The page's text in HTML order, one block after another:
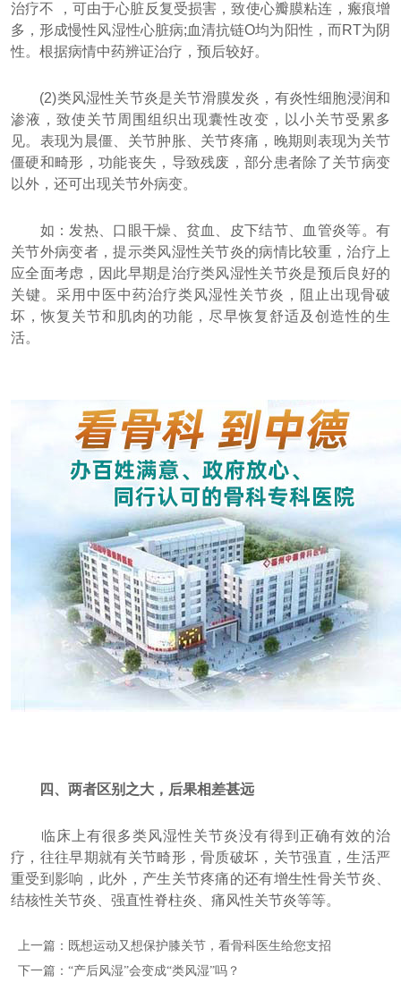
治疗不 ，可由于心脏反复受损害，致使心瓣膜粘连，瘢痕增
多，形成慢性风湿性心脏病;血清抗链O均为阳性，而RT为阴
性。根据病情中药辨证治疗，预后较好。
(2)类风湿性关节炎是关节滑膜发炎，有炎性细胞浸润和
渗液，致使关节周围组织出现囊性改变，以小关节受累多
见。表现为晨僵、关节肿胀、关节疼痛，晚期则表现为关节
僵硬和畸形，功能丧失，导致残废，部分患者除了关节病变
以外，还可出现关节外病变。
如：发热、口眼干燥、贫血、皮下结节、血管炎等。有
关节外病变者，提示类风湿性关节炎的病情比较重，治疗上
应全面考虑，因此早期是治疗类风湿性关节炎是预后良好的
关键。采用中医中药治疗类风湿性关节炎，阻止出现骨破
坏，恢复关节和肌肉的功能，尽早恢复舒适及创造性的生
活。
四、两者区别之大，后果相差甚远
临床上有很多类风湿性关节炎没有得到正确有效的治
疗，往往早期就有关节畸形，骨质破坏，关节强直，生活严
重受到影响，此外，产生关节疼痛的还有增生性骨关节炎、
结核性关节炎、强直性脊柱炎、痛风性关节炎等等。
上一篇： 既想运动又想保护膝关节，看骨科医生给您支招
下一篇：“产后风湿”会变成“类风湿”吗？